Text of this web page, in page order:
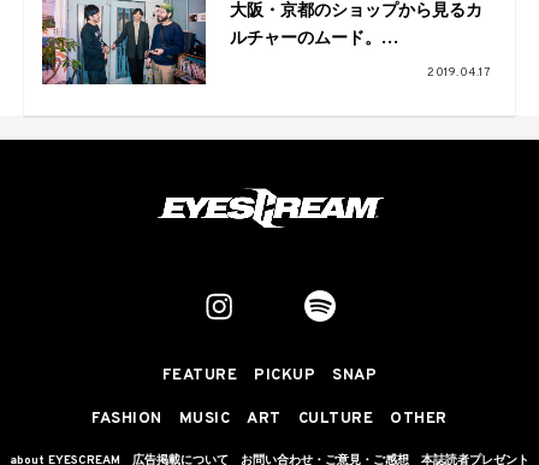
大阪・京都のショップから見るカ
ルチャーのムード。
2019.04.17
FEATURE PICKUP SNAP
FASHION MUSIC ART CULTURE OTHER
about EYESCREAM 広告掲載について お問い合わせ・ご意見・ご感想 本誌読者プレゼント